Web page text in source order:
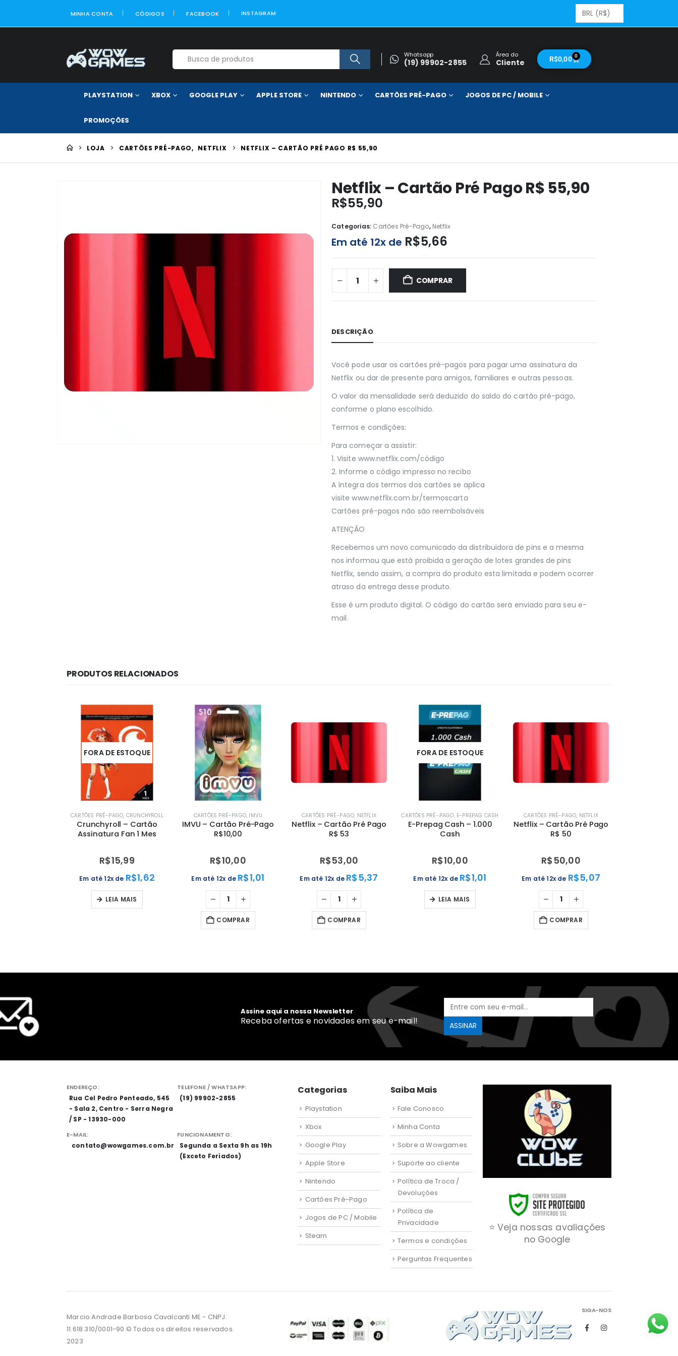
MINHA CONTA CÓDIGOS FACEBOOK INSTAGRAM
Whatsapp
(19) 99902-2855
Área do
Cliente R$0,00 0
PLAYSTATION XBOX GOOGLE PLAY APPLE STORE NINTENDO CARTÕES PRÉ-PAGO JOGOS DE PC / MOBILE
PROMOÇÕES
LOJA CARTÕES PRÉ-PAGO, NETFLIX NETFLIX – CARTÃO PRÉ PAGO R$ 55,90
Netflix – Cartão Pré Pago R$ 55,90
R$55,90
Categorias: Cartões Pré-Pago, Netflix
Em até 12x de R$5,66
COMPRAR
DESCRIÇÃO
Você pode usar os cartões pré-pagos para pagar uma assinatura da
Netflix ou dar de presente para amigos, familiares e outras pessoas.
O valor da mensalidade será deduzido do saldo do cartão pré-pago,
conforme o plano escolhido.
Termos e condições:
Para começar a assistir:
1. Visite www.netflix.com/código
2. Informe o código impresso no recibo
A íntegra dos termos dos cartões se aplica
visite www.netflix.com.br/termoscarta
Cartões pré-pagos não são reembolsáveis
ATENÇÃO
Recebemos um novo comunicado da distribuidora de pins e a mesma
nos informou que está proibida a geração de lotes grandes de pins
Netflix, sendo assim, a compra do produto esta limitada e podem ocorrer
atraso da entrega desse produto.
Esse é um produto digital. O código do cartão será enviado para seu e-
mail.
PRODUTOS RELACIONADOS
FORA DE ESTOQUE
CARTÕES PRÉ-PAGO, CRUNCHYROLL
Crunchyroll – Cartão
Assinatura Fan 1 Mes
R$15,99
Em até 12x de R$1,62
LEIA MAIS
CARTÕES PRÉ-PAGO, IMVU
IMVU – Cartão Pré-Pago
R$10,00
R$10,00
Em até 12x de R$1,01
COMPRAR
CARTÕES PRÉ-PAGO, NETFLIX
Netflix – Cartão Pré Pago
R$ 53
R$53,00
Em até 12x de R$5,37
COMPRAR
FORA DE ESTOQUE
CARTÕES PRÉ-PAGO, E-PREPAG CASH
E-Prepag Cash – 1.000
Cash
R$10,00
Em até 12x de R$1,01
LEIA MAIS
CARTÕES PRÉ-PAGO, NETFLIX
Netflix – Cartão Pré Pago
R$ 50
R$ 50,00
Em até 12x de R$5,07
COMPRAR
Assine aqui a nossa Newsletter
Receba ofertas e novidades em seu e-mail!
ENDEREÇO:
Rua Cel Pedro Penteado, 545
- Sala 2, Centro - Serra Negra
/ SP - 13930-000
TELEFONE / WHATSAPP:
(19) 99902-2855
E-MAIL:
contato@wowgames.com.br
FUNCIONAMENTO:
Segunda a Sexta 9h as 19h
(Exceto Feriados)
Categorias
Playstation
Xbox
Google Play
Apple Store
Nintendo
Cartões Pré-Pago
Jogos de PC / Mobile
Steam
Saiba Mais
Fale Conosco
Minha Conta
Sobre a Wowgames
Suporte ao cliente
Política de Troca /
Devoluções
Política de
Privacidade
Termos e condições
Perguntas Frequentes
⭐ Veja nossas avaliações
no Google
Marcio Andrade Barbosa Cavalcanti ME - CNPJ:
11.618.310/0001-90 © Todos os direitos reservados.
2023
SIGA-NOS